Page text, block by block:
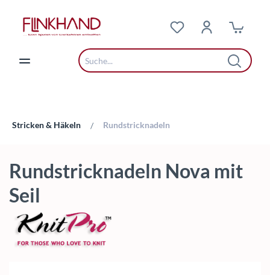
Stricken & Häkeln / Rundstricknadeln
Rundstricknadeln Nova mit
Seil